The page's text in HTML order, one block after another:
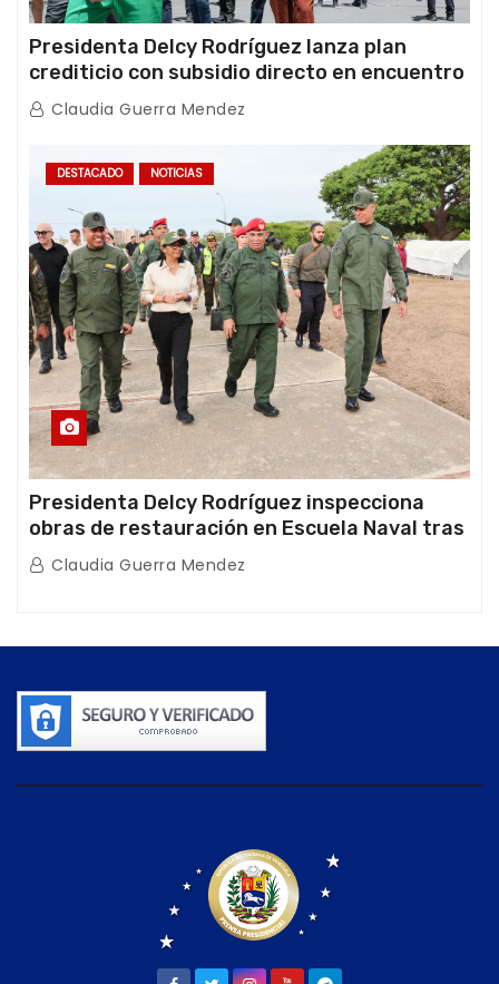
Presidenta Delcy Rodríguez lanza plan
crediticio con subsidio directo en encuentro
con Juntas de Condominio
Claudia Guerra Mendez
DESTACADO NOTICIAS
Presidenta Delcy Rodríguez inspecciona
obras de restauración en Escuela Naval tras
afectaciones sísmicas en La Guaira
Claudia Guerra Mendez